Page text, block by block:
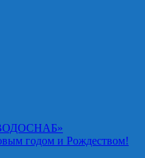
годом и Рождеством!